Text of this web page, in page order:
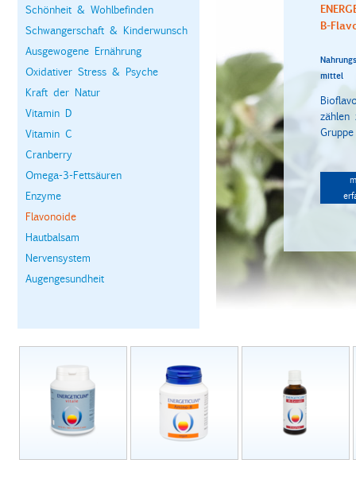
Schönheit & Wohlbefinden
Schwangerschaft & Kinderwunsch
Ausgewogene Ernährung
Oxidativer Stress & Psyche
Kraft der Natur
Vitamin D
Vitamin C
Cranberry
Omega-3-Fettsäuren
Enzyme
Flavonoide
Hautbalsam
Nervensystem
Augengesundheit
B-
mittel
zählen